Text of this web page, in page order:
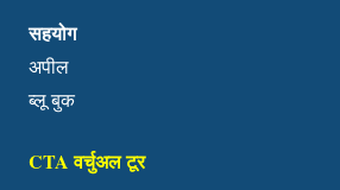
सहयोग
अपील
ब्लू बुक
CTA वर्चुअल टूर